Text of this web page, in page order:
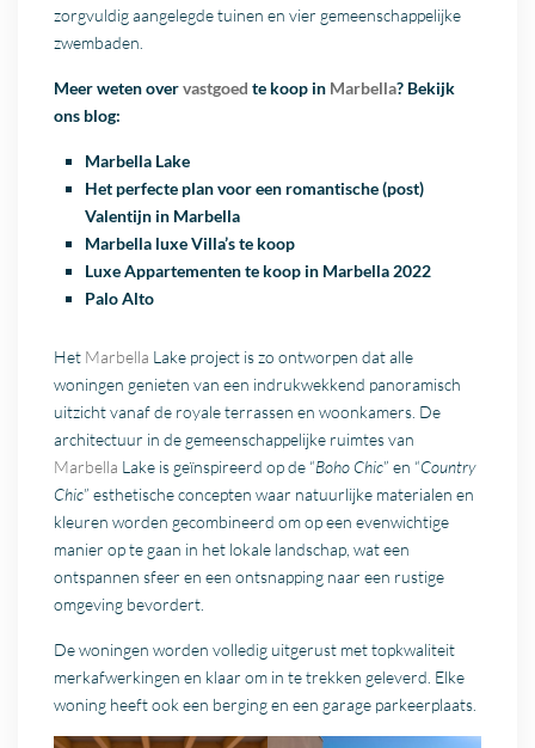
zorgvuldig aangelegde tuinen en vier gemeenschappelijke
zwembaden.
Meer weten overvastgoed te koop in Marbella? Bekijk
ons blog:
Marbella Lake
Het perfecte plan voor een romantische (post)
Valentijn in Marbella
Marbella luxe Villa’s te koop
Luxe Appartementen te koop in Marbella 2022
Palo Alto
Het Marbella Lake project is zo ontworpen dat alle
woningen genieten van een indrukwekkend panoramisch
uitzicht vanaf de royale terrassen en woonkamers. De
architectuur in de gemeenschappelijke ruimtes van
Marbella Lake is geïnspireerd op de “Boho Chic” en “Country
Chic” esthetische concepten waar natuurlijke materialen en
kleuren worden gecombineerd om op een evenwichtige
manier op te gaan in het lokale landschap, wat een
ontspannen sfeer en een ontsnapping naar een rustige
omgeving bevordert.
De woningen worden volledig uitgerust met topkwaliteit
merkafwerkingen en klaar om in te trekken geleverd. Elke
woning heeft ook een berging en een garage parkeerplaats.